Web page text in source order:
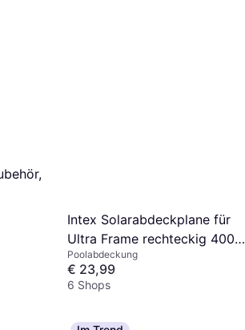
Intex Solarabdeckplane für
Ultra Frame rechteckig 400 x
200 cm blau
Poolabdeckung
€ 23,99
6 Shops